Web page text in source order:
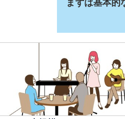
まずは基本的